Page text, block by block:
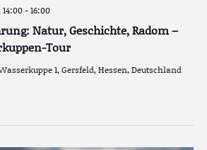
Natur, Geschichte, Radom –
Tour
14:00-16:00
1, Gersfeld, Hessen, Deutschland